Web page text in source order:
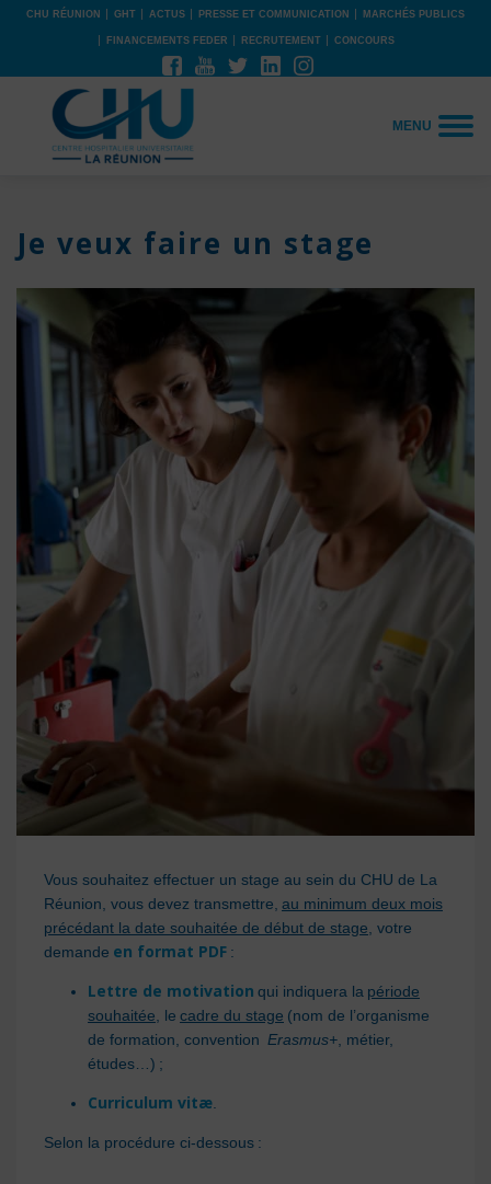
CHU RÉUNION GHT ACTUS PRESSE ET COMMUNICATION MARCHÉS PUBLICS
FINANCEMENTS FEDER RECRUTEMENT CONCOURS
MENU
Je veux faire un stage
Vous souhaitez effectuer un stage au sein du CHU de La
Réunion, vous devez transmettre, au minimum deux mois
précédant la date souhaitée de début de stage , votre
demande en format PDF :
Lettre de motivation qui indiquera la période
souhaitée , le cadre du stage (nom de l’organisme
de formation, convention Erasmus+ , métier,
études…) ;
Curriculum vitæ
Selon la procédure ci-dessous :